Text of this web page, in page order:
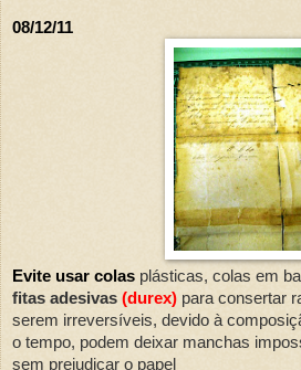
08/12/11
Evite usar colas plásticas, colas em
fitas adesivas (durex) para consertar
serem irreversíveis, devido à
o tempo, podem deixar manchas
sem prejudicar o papel